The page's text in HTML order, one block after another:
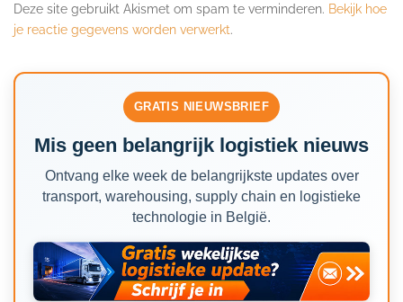
Deze site gebruikt Akismet om spam te verminderen. Bekijk hoe
je reactie gegevens worden verwerkt.
GRATIS NIEUWSBRIEF
Mis geen belangrijk logistiek nieuws
Ontvang elke week de belangrijkste updates over
transport, warehousing, supply chain en logistieke
technologie in België.